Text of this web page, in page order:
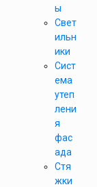
ы
Свет
ильн
ики
Сист
ема
утеп
лени
я
фас
ада
Стя
жки